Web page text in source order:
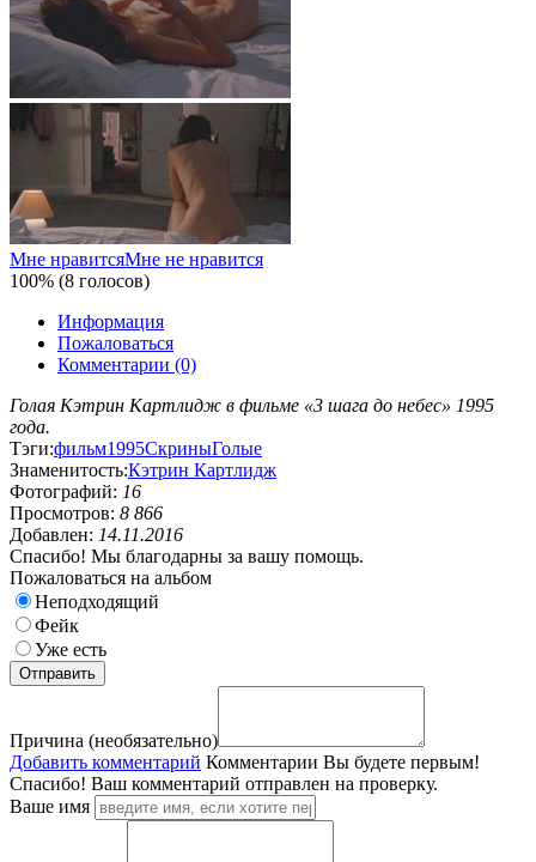
Мне нравитсяМне не нравится
100% (8 голосов)
Информация
Пожаловаться
Комментарии (0)
Голая Кэтрин Картлидж в фильме «3 шага до небес» 1995
года.
Тэги:фильм1995СкриныГолые
Знаменитость:Кэтрин Картлидж
Фотографий: 16
Просмотров: 8 866
Добавлен: 14.11.2016
Спасибо! Мы благодарны за вашу помощь.
Пожаловаться на альбом
Неподходящий
Фейк
Уже есть
Причина (необязательно)
Добавить комментарий Комментарии Вы будете первым!
Спасибо! Ваш комментарий отправлен на проверку.
Ваше имя